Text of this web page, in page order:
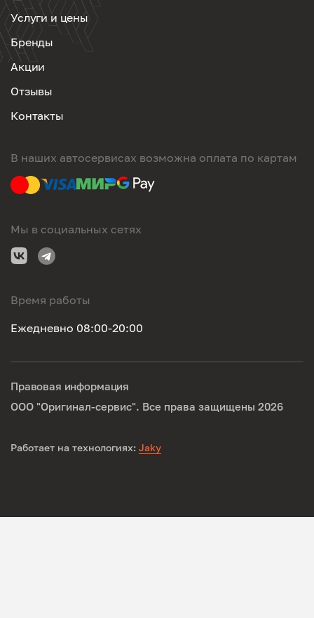
Услуги и цены
Бренды
Акции
Отзывы
Контакты
В наших автосервисах возможна оплата по картам
Мы в социальных сетях
Время работы
Ежедневно 08:00-20:00
ООО "Оригинал-сервис". Все права защищены 2026
Правовая информация
Работает на технологиях: Jaky